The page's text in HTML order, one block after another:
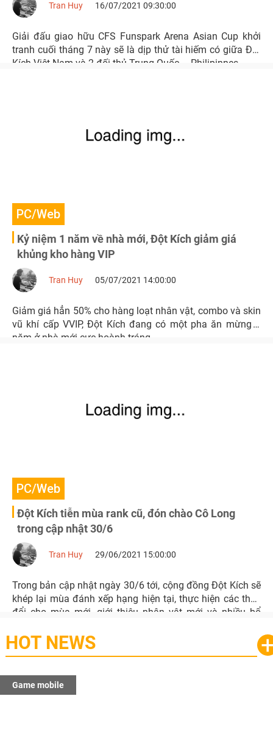
Tran Huy 16/07/2021 09:30:00
Giải đấu giao hữu CFS Funspark Arena Asian Cup khởi
tranh cuối tháng 7 này sẽ là dịp thử tài hiếm có giữa Đột
Kích Việt Nam và 2 đối thủ Trung Quốc – Philipinnes.
PC/Web
Kỷ niệm 1 năm về nhà mới, Đột Kích giảm giá
khủng kho hàng VIP
Tran Huy 05/07/2021 14:00:00
Giảm giá hẳn 50% cho hàng loạt nhân vật, combo và skin
vũ khí cấp VVIP, Đột Kích đang có một pha ăn mừng 1
năm ở nhà mới cực hoành tráng.
PC/Web
Đột Kích tiễn mùa rank cũ, đón chào Cô Long
trong cập nhật 30/6
Tran Huy 29/06/2021 15:00:00
Trong bản cập nhật ngày 30/6 tới, cộng đồng Đột Kích sẽ
khép lại mùa đánh xếp hạng hiện tại, thực hiện các thay
đổi cho mùa mới, giới thiệu nhân vật mới và nhiều bổ
HOT NEWS
Game mobile